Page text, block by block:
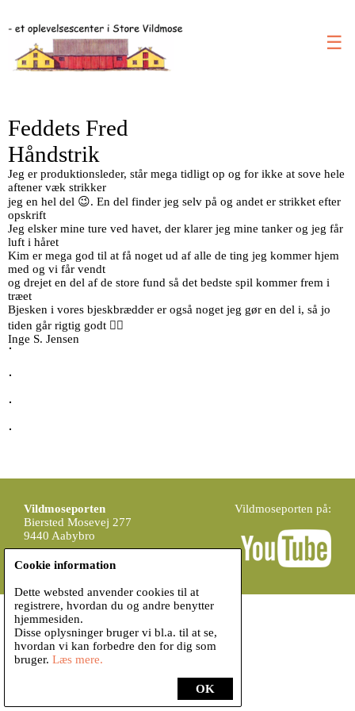
☰
Feddets Fred
Håndstrik
Jeg er produktionsleder, står mega tidligt op og for ikke at sove hele
aftener væk strikker
jeg en hel del 😉. En del finder jeg selv på og andet er strikket efter
opskrift
Jeg elsker mine ture ved havet, der klarer jeg mine tanker og jeg får
luft i håret
Kim er mega god til at få noget ud af alle de ting jeg kommer hjem
med og vi får vendt
og drejet en del af de store fund så det bedste spil kommer frem i
træet
Bjesken i vores bjeskbrædder er også noget jeg gør en del i, så jo
tiden går rigtig godt 👍🏻
Inge S. Jensen
Vildmoseporten
Biersted Mosevej 277
9440 Aabybro
info@vildmoseporten.dk
Vildmoseporten på:
OK
Cookie information
Dette websted anvender cookies til at
registrere, hvordan du og andre benytter
hjemmesiden.
Disse oplysninger bruger vi bl.a. til at se,
hvordan vi kan forbedre den for dig som
bruger. Læs mere.